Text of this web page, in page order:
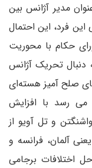
مدیر آژانس بین
فرد، این احتمال
حکام با محوریت
دنبال تحریک آژانس
صلح آمیز هسته‌ای
می رسد با افزایش
و تل آویو از
آلمان، فرانسه و
اختلافات برجامی